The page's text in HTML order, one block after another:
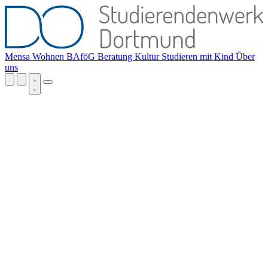
Mensa Wohnen BAföG Beratung Kultur Studieren mit Kind Über
uns